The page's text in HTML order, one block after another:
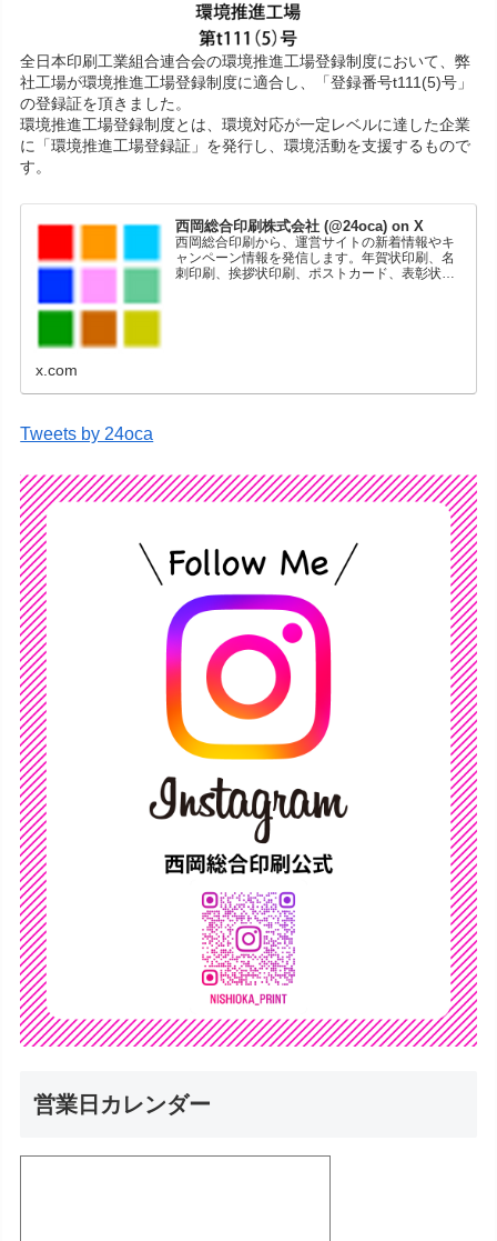
全日本印刷工業組合連合会の環境推進工場登録制度において、弊
社工場が環境推進工場登録制度に適合し、「登録番号t111(5)号」
の登録証を頂きました。
環境推進工場登録制度とは、環境対応が一定レベルに達した企業
に「環境推進工場登録証」を発行し、環境活動を支援するもので
す。
西岡総合印刷株式会社 (@24oca) on X
西岡総合印刷から、運営サイトの新着情報やキ
ャンペーン情報を発信します。年賀状印刷、名
刺印刷、挨拶状印刷、ポストカード、表彰状印
x.com
Tweets by 24oca
営業日カレンダー